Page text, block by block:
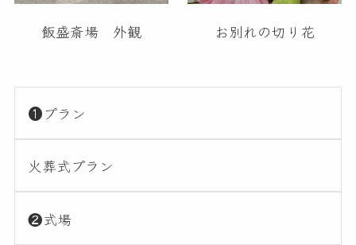
飯盛斎場 外観 お別れの切り花
❶プラン
火葬式プラン
❷式場